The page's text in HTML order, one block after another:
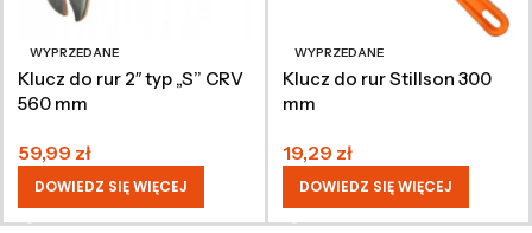
WYPRZEDANE
Klucz do rur 2″ typ „S” CRV
560 mm
59,99 zł
DOWIEDZ SIĘ WIĘCEJ
WYPRZEDANE
Klucz do rur Stillson 300
mm
19,29 zł
DOWIEDZ SIĘ WIĘCEJ